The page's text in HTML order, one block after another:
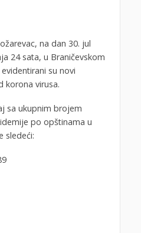
na dan 30. jul
24 sata, u Braničevskom
su novi
korona virusa.
sa ukupnim brojem
po opštinama u
sledeći: